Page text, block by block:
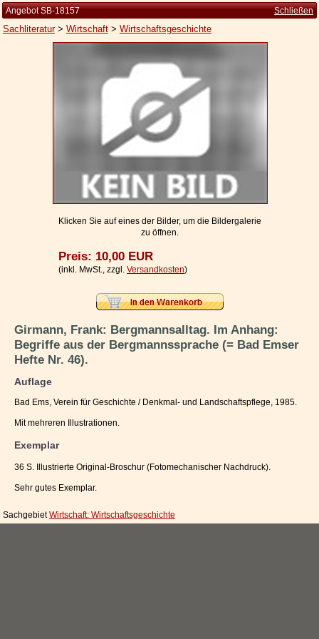
Widerrufsbelehrung
Datenschutzerklärung
Impressum / Kontakt
Vertrag widerrufen
Ihr Warenkorb
Angebot SB-18157 Schließen
Sachliteratur> Wirtschaft> Wirtschaftsgeschichte
Klicken Sie auf eines der Bilder, um die Bildergalerie
zu öffnen.
Preis: 10,00 EUR
(inkl. MwSt., zzgl. Versandkosten)
Girmann, Frank: Bergmannsalltag. Im Anhang:
Begriffe aus der Bergmannssprache (= Bad Emser
Hefte Nr. 46).
Auflage
Bad Ems, Verein für Geschichte / Denkmal- und Landschaftspflege, 1985.
Mit mehreren Illustrationen.
Exemplar
36 S. Illustrierte Original-Broschur (Fotomechanischer Nachdruck).
Sehr gutes Exemplar.
SachgebietWirtschaft: Wirtschaftsgeschichte